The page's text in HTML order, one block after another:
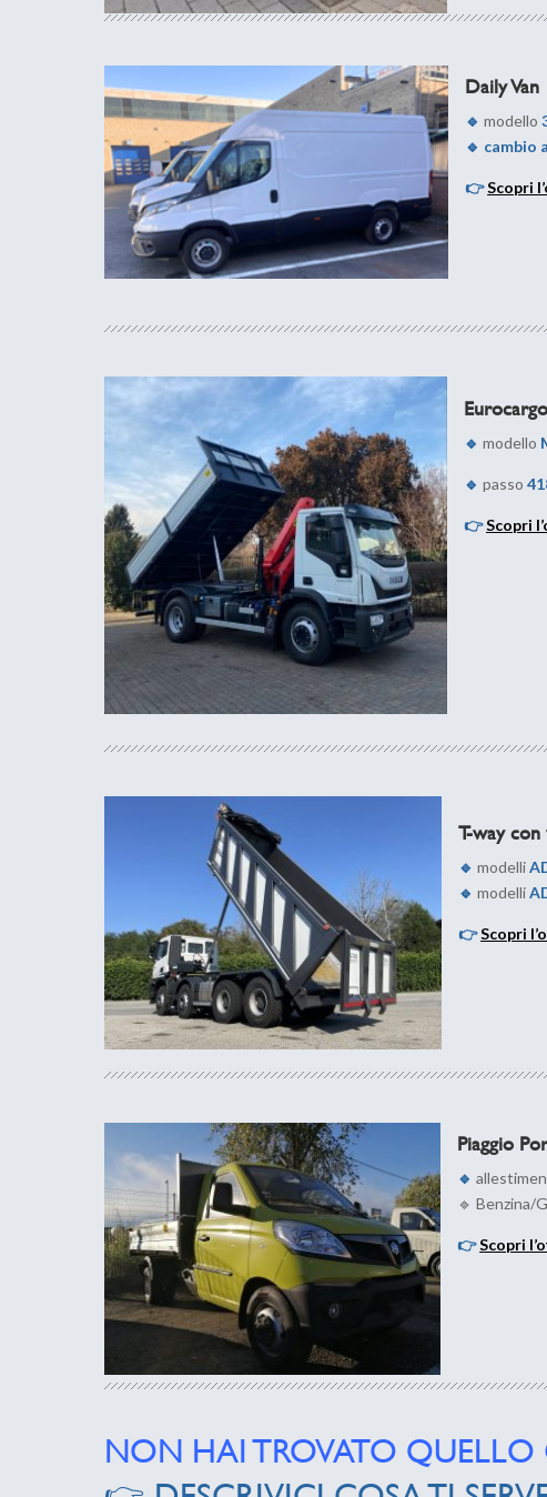
Daily Van
🔹 modello
🔹 cambio
👉Scopri
🔹 modello
🔹 passo
👉Scopri
T-way
🔹 modelli
🔹 modelli
👉Scopri
Piaggio
🔹
🔹 Benzina/
👉Scopri
NON HAI TROVATO QUELLO